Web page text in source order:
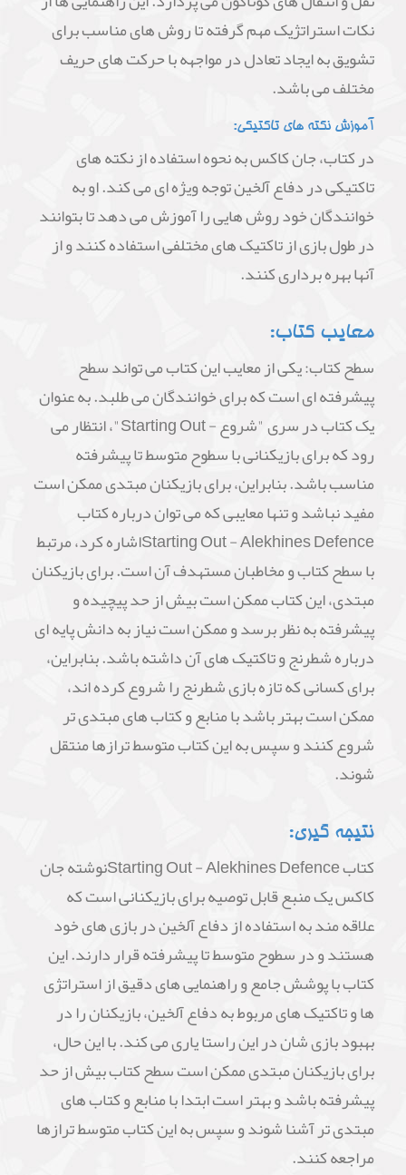
نکات استراتژیک مهم گرفته تا روش های مناسب برای
تشویق به ایجاد تعادل در مواجهه با حرکت های حریف
مختلف می باشد.
آموزش نکته های تاکتیکی:
در کتاب، جان کاکس به نحوه استفاده از نکته های
تاکتیکی در دفاع آلخین توجه ویژه ای می کند. او به
خوانندگان خود روش هایی را آموزش می دهد تا بتوانند
در طول بازی از تاکتیک های مختلفی استفاده کنند و از
آنها بهره برداری کنند.
معایب کتاب:
سطح کتاب: یکی از معایب این کتاب می تواند سطح
پیشرفته ای است که برای خوانندگان می طلبد. به عنوان
یک کتاب در سری "شروع - Starting Out"، انتظار می
رود که برای بازیکنانی با سطوح متوسط تا پیشرفته
مناسب باشد. بنابراین، برای بازیکنان مبتدی ممکن است
مفید نباشد و تنها معایبی که می توان درباره کتاب
Starting Out - Alekhines Defenceاشاره کرد، مرتبط
با سطح کتاب و مخاطبان مستهدف آن است. برای بازیکنان
مبتدی، این کتاب ممکن است بیش از حد پیچیده و
پیشرفته به نظر برسد و ممکن است نیاز به دانش پایه ای
درباره شطرنج و تاکتیک های آن داشته باشد. بنابراین،
برای کسانی که تازه بازی شطرنج را شروع کرده اند،
ممکن است بهتر باشد با منابع و کتاب های مبتدی تر
شروع کنند و سپس به این کتاب متوسط ترازها منتقل
شوند.
نتیجه گیری:
کتاب Starting Out - Alekhines Defenceنوشته جان
کاکس یک منبع قابل توصیه برای بازیکنانی است که
علاقه مند به استفاده از دفاع آلخین در بازی های خود
هستند و در سطوح متوسط تا پیشرفته قرار دارند. این
کتاب با پوشش جامع و راهنمایی های دقیق از استراتژی
ها و تاکتیک های مربوط به دفاع آلخین، بازیکنان را در
بهبود بازی شان در این راستا یاری می کند. با این حال،
برای بازیکنان مبتدی ممکن است سطح کتاب بیش از حد
پیشرفته باشد و بهتر است ابتدا با منابع و کتاب های
مبتدی تر آشنا شوند و سپس به این کتاب متوسط ترازها
مراجعه کنند.